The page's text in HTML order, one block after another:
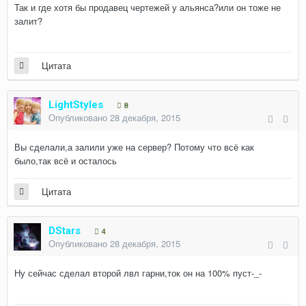
Так и где хотя бы продавец чертежей у альянса?или он тоже не
залит?
Цитата
LightStyles 8
Опубликовано 28 декабря, 2015
Вы сделали,а залили уже на сервер? Потому что всё как
было,так всё и осталось
Цитата
DStars 4
Опубликовано 28 декабря, 2015
Ну сейчас сделал второй лвл гарни,ток он на 100% пуст-_-